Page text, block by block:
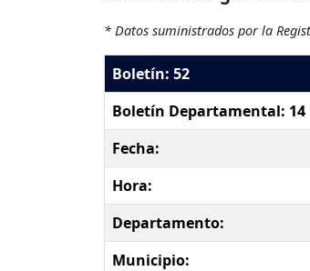
* Datos suministrados por la
Boletín: 52
Boletín Departamental: 14
Fecha:
Hora:
Departamento:
Municipio: